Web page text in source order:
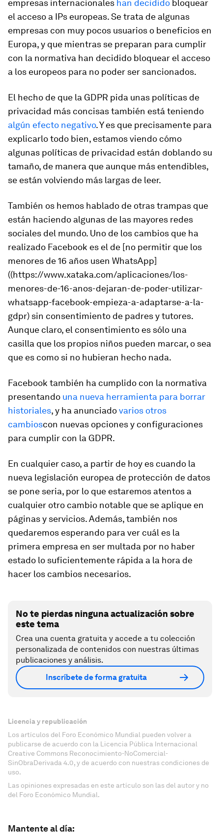
empresas internacionales han decidido bloquear
el acceso a IPs europeas. Se trata de algunas
empresas con muy pocos usuarios o beneficios en
Europa, y que mientras se preparan para cumplir
con la normativa han decidido bloquear el acceso
a los europeos para no poder ser sancionados.
El hecho de que la GDPR pida unas políticas de
privacidad más concisas también está teniendo
algún efecto negativo. Y es que precisamente para
explicarlo todo bien, estamos viendo cómo
algunas políticas de privacidad están doblando su
tamaño, de manera que aunque más entendibles,
se están volviendo más largas de leer.
También os hemos hablado de otras trampas que
están haciendo algunas de las mayores redes
sociales del mundo. Uno de los cambios que ha
realizado Facebook es el de [no permitir que los
menores de 16 años usen WhatsApp]
((https://www.xataka.com/aplicaciones/los-
menores-de-16-anos-dejaran-de-poder-utilizar-
whatsapp-facebook-empieza-a-adaptarse-a-la-
gdpr) sin consentimiento de padres y tutores.
Aunque claro, el consentimiento es sólo una
casilla que los propios niños pueden marcar, o sea
que es como si no hubieran hecho nada.
Facebook también ha cumplido con la normativa
presentando una nueva herramienta para borrar
historiales, y ha anunciadovarios otros
cambioscon nuevas opciones y configuraciones
para cumplir con la GDPR.
En cualquier caso, a partir de hoy es cuando la
nueva legislación europea de protección de datos
se pone seria, por lo que estaremos atentos a
cualquier otro cambio notable que se aplique en
páginas y servicios. Además, también nos
quedaremos esperando para ver cuál es la
primera empresa en ser multada por no haber
estado lo suficientemente rápida a la hora de
hacer los cambios necesarios.
No te pierdas ninguna actualización sobre
este tema
Crea una cuenta gratuita y accede a tu colección
personalizada de contenidos con nuestras últimas
publicaciones y análisis.
Inscríbete de forma gratuita
Licencia y republicación
Los artículos del Foro Económico Mundial pueden volver a
publicarse de acuerdo con la Licencia Pública Internacional
Creative Commons Reconocimiento-NoComercial-
SinObraDerivada 4.0, y de acuerdo con nuestras condiciones de
uso.
Las opiniones expresadas en este artículo son las del autor y no
del Foro Económico Mundial.
Mantente al día: